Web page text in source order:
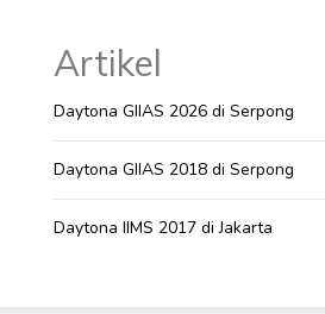
Artikel
Daytona GIIAS 2026 di Serpong
Daytona GIIAS 2018 di Serpong
Daytona IIMS 2017 di Jakarta